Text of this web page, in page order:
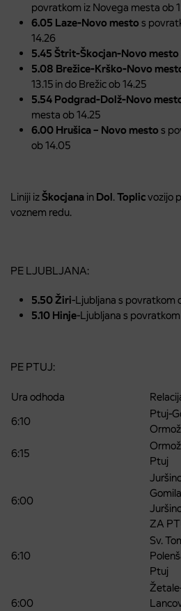
povratkom iz Novega mesta ob
6.05 Laze-Novo mesto s
14.26
5.45 Štrit-Škocjan-Novo mesto
5.08 Brežice-Krško-Novo
13.15 in do Brežic ob 14.25
5.54 Podgrad-Dolž-Novo
mesta ob 14.25
6.00 Hrušica – Novo mesto s
ob 14.05
Liniji izŠkocjana in Dol.Toplicvozijo
voznem redu.
PE LJUBLJANA:
5.50 Žiri-Ljubljana s povratkom
5.10 Hinje-Ljubljana s
PE PTUJ:
Ura odhoda
6:10
Ptuj-
Ormož
6:15
Ptuj
6:00
ZA
6:10
Sv.
Ptuj
6:00